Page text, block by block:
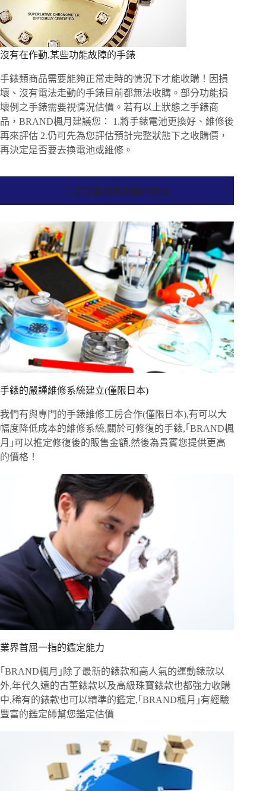
沒有在作動,某些功能故障的手錶
手錶類商品需要能夠正常走時的情況下才能收購！因損
壞、沒有電法走動的手錶目前都無法收購。部分功能損
壞例之手錶需要視情況估價。若有以上狀態之手錶商
品，BRAND楓月建議您： 1.將手錶電池更換好、維修後
再來評估 2.仍可先為您評估預計完整狀態下之收購價，
再決定是否要去換電池或維修。
二手手錶高價收購的理由
手錶的嚴謹維修系統建立(僅限日本)
我們有與專門的手錶維修工房合作(僅限日本),有可以大
幅度降低成本的維修系統,關於可修復的手錶,｢BRAND楓
月｣可以推定修復後的販售金額,然後為貴賓您提供更高
的價格！
業界首屈一指的鑑定能力
｢BRAND楓月｣除了最新的錶款和高人氣的運動錶款以
外,年代久遠的古董錶款以及高級珠寶錶款也都強力收購
中,稀有的錶款也可以精準的鑑定,｢BRAND楓月｣有經驗
豐富的鑑定師幫您鑑定估價